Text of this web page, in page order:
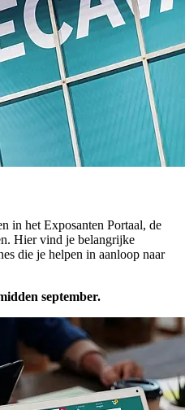
in het Exposanten Portaal, de
Hier vind je belangrijke
die je helpen in aanloop naar
september.